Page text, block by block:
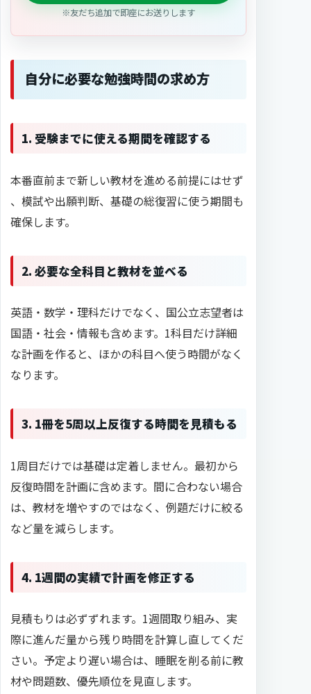
※友だち追加で即座にお送りします
自分に必要な勉強時間の求め方
1. 受験までに使える期間を確認する
本番直前まで新しい教材を進める前提にはせず
、模試や出願判断、基礎の総復習に使う期間も
確保します。
2. 必要な全科目と教材を並べる
英語・数学・理科だけでなく、国公立志望者は
国語・社会・情報も含めます。1科目だけ詳細
な計画を作ると、ほかの科目へ使う時間がなく
なります。
3. 1冊を5周以上反復する時間を見積もる
1周目だけでは基礎は定着しません。最初から
反復時間を計画に含めます。間に合わない場合
は、教材を増やすのではなく、例題だけに絞る
など量を減らします。
4. 1週間の実績で計画を修正する
見積もりは必ずずれます。1週間取り組み、実
際に進んだ量から残り時間を計算し直してくだ
さい。予定より遅い場合は、睡眠を削る前に教
材や問題数、優先順位を見直します。